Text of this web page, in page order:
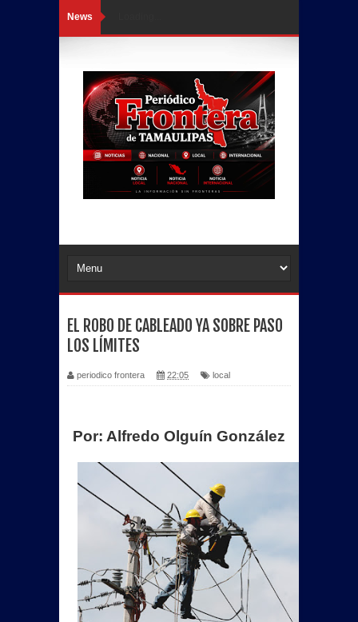
News
EL ROBO DE CABLEADO YA SOBRE PASO
LOS LÍMITES
periodico frontera 22:05 local
Por: Alfredo Olguín González